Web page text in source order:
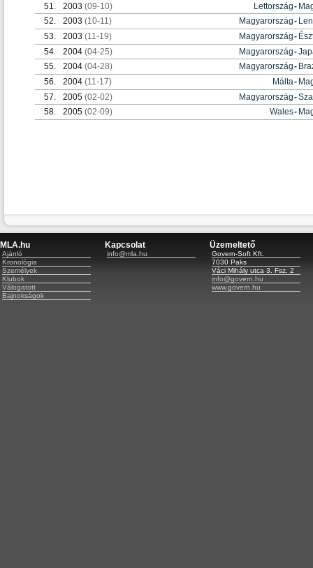
51.
2003 (09-10) Lettország-
52.
2003 (10-11) Magyarország-
53.
2003 (11-19) Magyarország-
54.
2004 (04-25) Magyarország-
55.
2004 (04-28) Magyarország-
56.
2004 (11-17) Málta-
57.
2005 (02-02) Magyarország-
58.
2005 (02-09) Wales-
MLA.hu
Ajánló
Kronológia
Személyek
Klubok
Válogatott
Bajnokságok
Kapcsolat
info@mla.hu
Üzemeltető
Govern-Soft Kft.
7030 Paks
Váci Mihály utca 3. Fsz. 2
info@govern.hu
www.govern.hu